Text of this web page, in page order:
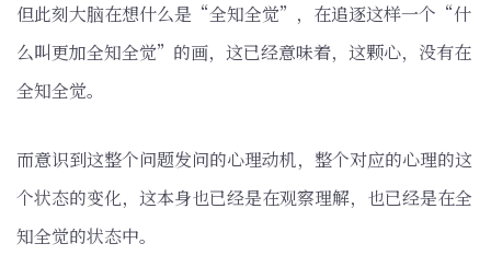
但此刻大脑在想什么是“全知全觉”，在追逐这样一个“什
么叫更加全知全觉”的画，这已经意味着，这颗心，没有在
全知全觉。
而意识到这整个问题发问的心理动机，整个对应的心理的这
个状态的变化，这本身也已经是在观察理解，也已经是在全
知全觉的状态中。